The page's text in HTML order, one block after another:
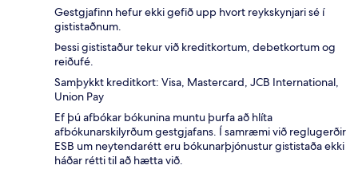
Gestgjafinn hefur ekki gefið upp hvort reykskynjari sé í
gististaðnum.
Þessi gististaður tekur við kreditkortum, debetkortum og
reiðufé.
Samþykkt kreditkort: Visa, Mastercard, JCB International,
Union Pay
Ef þú afbókar bókunina muntu þurfa að hlíta
afbókunarskilyrðum gestgjafans. Í samræmi við reglugerðir
ESB um neytendarétt eru bókunarþjónustur gististaða ekki
háðar rétti til að hætta við.